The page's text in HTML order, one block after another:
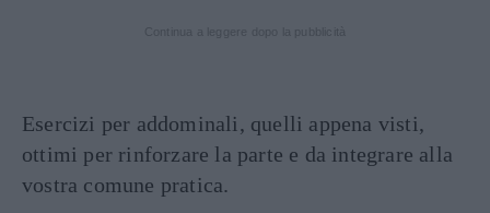
Esercizi per addominali, quelli appena visti,
ottimi per rinforzare la parte e da integrare alla
vostra comune pratica.